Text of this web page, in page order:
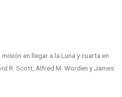
en llegar a la Luna y cuarta en
R. Scott, Alfred M. Worden y James